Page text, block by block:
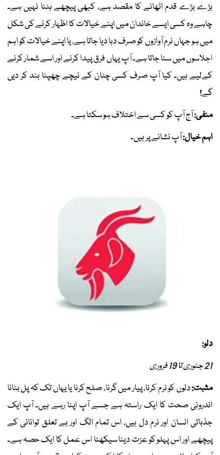
بڑے بڑے قدم اٹھانے کا مقصد ہے، کبھی پیچھے ہٹنا نہیں ہے۔
چاہے وہ کسی ایسے خاندان میں اپنے خیالات کا اظہار کرنے کی شکل
میں ہو جہاں نرم آوازوں کو صرف دبا دیا جاتا ہے، یا اپنے خیالات کو اہم
اجلاسوں میں سنا جاتا ہے۔ آپ یہاں فرق پیدا کرنے اور اسے شمار کرنے
کےلیے ہیں۔ کیا آپ صرف کسی چٹان کے نیچے چھپنا بند کر دیں
گے!
منفی:آج آپ کو کسی سے اختلاف ہو سکتا ہے۔
اہم خیال:آپ نشانے پر ہیں۔
دلو:
21 جنوری تا 19 فروری
مثبت:دلوں کو نرم کرنا، پیار میں گرنا، صلح کرنا یا یہاں تک کہ پل بنانا
اندرونی صحت کا ایک راستہ ہے جسے آپ اپنا رہے ہیں۔ آپ ایک
جذباتی انسان اور نرم دل ہیں، اس تمام الگ اور بے تعلق توانائی کے
پیچھے اور اس پہلو کو عزت دینا سیکھنا اس عمل کا ایک حصہ ہے۔